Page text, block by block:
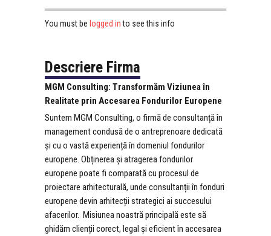
You must be logged into see this info
Descriere Firma
MGM Consulting: Transformăm Viziunea în
Realitate prin Accesarea Fondurilor Europene
Suntem MGM Consulting, o firmă de consultanță în
management condusă de o antreprenoare dedicată
și cu o vastă experiență în domeniul fondurilor
europene. Obținerea și atragerea fondurilor
europene poate fi comparată cu procesul de
proiectare arhitecturală, unde consultanții în fonduri
europene devin arhitecții strategici ai succesului
afacerilor. Misiunea noastră principală este să
ghidăm clienții corect, legal și eficient în accesarea